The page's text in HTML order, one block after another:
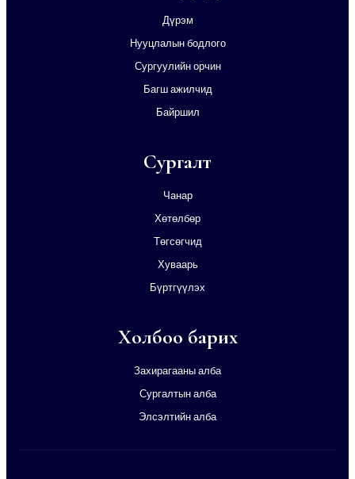
Дүрэм
Нууцлалын бодлого
Сургуулийн орчин
Багш ажилчид
Байршил
Сургалт
Чанар
Хөтөлбөр
Төгсөгчид
Хуваарь
Бүртгүүлэх
Холбоо барих
Захирагааны алба
Сургалтын алба
Элсэлтийн алба